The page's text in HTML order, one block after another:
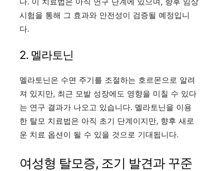
시험을 통해 그 효과와 안전성이 검증될 예정입니
다.
2. 멜라토닌
멜라토닌은 수면 주기를 조절하는 호르몬으로 알려
져 있지만, 최근 모발 성장에도 영향을 미칠 수 있다
는 연구 결과가 나오고 있습니다. 멜라토닌을 이용
한 탈모 치료법은 아직 초기 단계이지만, 향후 새로
운 치료 옵션이 될 수 있을 것으로 기대됩니다.
여성형 탈모증, 조기 발견과 꾸준